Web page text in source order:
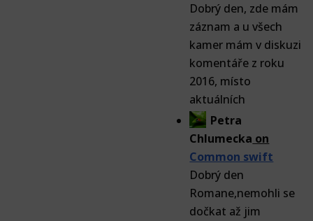
Dobrý den, zde mám
záznam a u všech
kamer mám v diskuzi
komentáře z roku
2016, místo
aktuálních
Petra
Chlumecka on
Common swift
Dobrý den
Romane,nemohli se
dočkat až jim